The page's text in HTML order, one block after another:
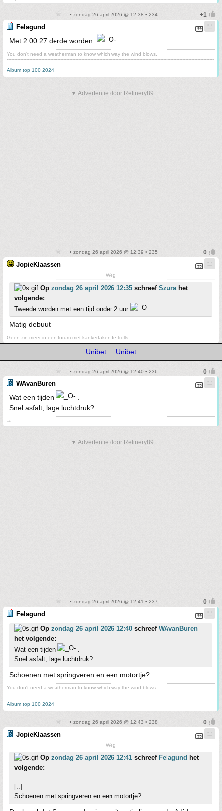
• zondag 26 april 2026 @ 12:38 • 234
Felagund
Met 2:00.27 derde worden.
You don't need a weatherman to know which way the wind blows.
-------------------------------------------------------------------------------------------------------------------------------------------
--
Album top 100 2024
▼ Advertentie door Refinery89
• zondag 26 april 2026 @ 12:39 • 235
JopieKlaassen
Weg
Op zondag 26 april 2026 12:35 schreef Szurahet
volgende:
Tweede worden met een tijd onder 2 uur
Matig debuut
Geen zin meer in een forum met kankerfakende trolls
Unibet Unibet
• zondag 26 april 2026 @ 12:40 • 236
WAvanBuren
Wat een tijden
Snel asfalt, lage luchtdruk?
➞
▼ Advertentie door Refinery89
• zondag 26 april 2026 @ 12:41 • 237
Felagund
Op zondag 26 april 2026 12:40 schreef WAvanBuren
het volgende:
Wat een tijden
.
Snel asfalt, lage luchtdruk?
Schoenen met springveren en een motortje?
You don't need a weatherman to know which way the wind blows.
-------------------------------------------------------------------------------------------------------------------------------------------
--
Album top 100 2024
• zondag 26 april 2026 @ 12:43 • 238
JopieKlaassen
Weg
Op zondag 26 april 2026 12:41 schreef Felagund het
volgende:
[..]
Schoenen met springveren en een motortje?